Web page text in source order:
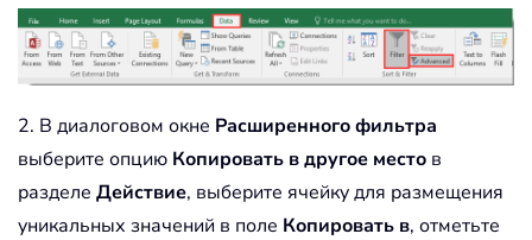
2. В диалоговом окне Расширенного фильтра
выберите опцию Копировать в другое место в
разделе Действие, выберите ячейку для размещения
уникальных значений в поле Копировать в, отметьте